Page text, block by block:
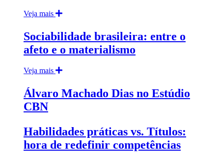
Veja mais
Sociabilidade brasileira: entre o
afeto e o materialismo
Veja mais
Álvaro Machado Dias no Estúdio
CBN
Habilidades práticas vs. Títulos:
hora de redefinir competências